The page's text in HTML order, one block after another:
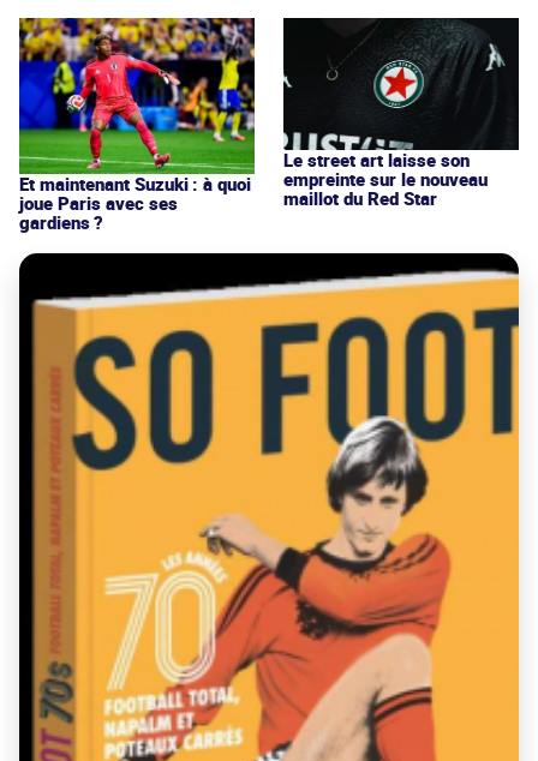
Et maintenant Suzuki : à quoi
joue Paris avec ses
gardiens ?
Le street art laisse son
empreinte sur le nouveau
maillot du Red Star